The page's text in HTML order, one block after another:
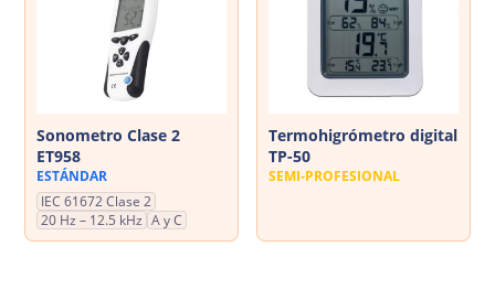
Sonometro Clase 2
ET958
ESTÁNDAR
IEC 61672 Clase 2
20 Hz – 12.5 kHz
A y C
Termohigrómetro digital
TP-50
SEMI-PROFESIONAL